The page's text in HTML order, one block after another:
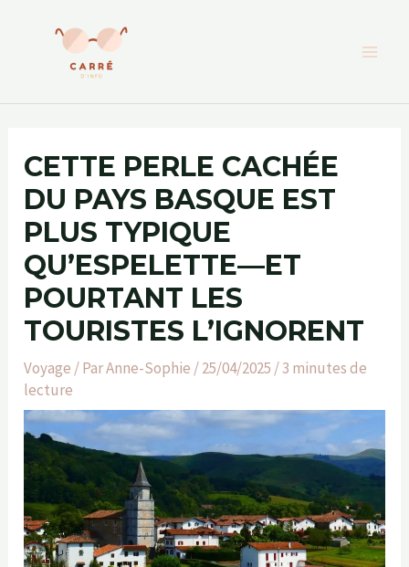
CETTE PERLE CACHÉE
DU PAYS BASQUE EST
PLUS TYPIQUE
QU’ESPELETTE—ET
POURTANT LES
TOURISTES L’IGNORENT
Voyage / ParAnne-Sophie /25/04/2025 /3 minutes de
lecture